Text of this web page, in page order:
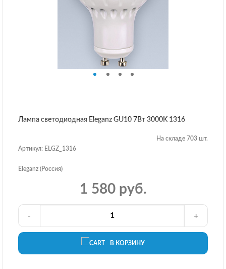
Лампа светодиодная Eleganz GU10 7Вт 3000K 1316
На складе 703 шт.
Артикул: ELGZ_1316
Eleganz (Россия)
1 580 руб.
В КОРЗИНУ
- +